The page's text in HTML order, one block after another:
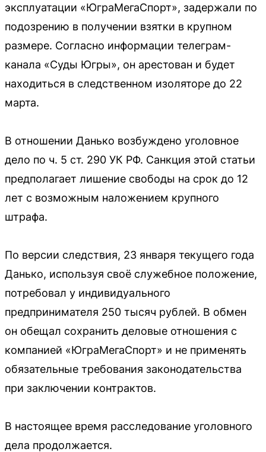
эксплуатации «ЮграМегаСпорт», задержали по
подозрению в получении взятки в крупном
размере. Согласно информации телеграм-
канала «Суды Югры», он арестован и будет
находиться в следственном изоляторе до 22
марта.
В отношении Данько возбуждено уголовное
дело по ч. 5 ст. 290 УК РФ. Санкция этой статьи
предполагает лишение свободы на срок до 12
лет с возможным наложением крупного
штрафа.
По версии следствия, 23 января текущего года
Данько, используя своё служебное положение,
потребовал у индивидуального
предпринимателя 250 тысяч рублей. В обмен
он обещал сохранить деловые отношения с
компанией «ЮграМегаСпорт» и не применять
обязательные требования законодательства
при заключении контрактов.
В настоящее время расследование уголовного
дела продолжается.